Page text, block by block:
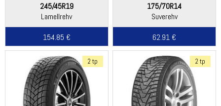
245/45R19
Lamellrehv
154.85 €
175/70R14
Suverehv
62.91 €
2 tp 2 tp